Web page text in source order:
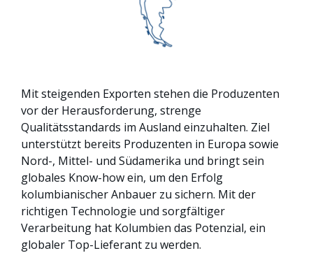
Mit steigenden Exporten stehen die Produzenten
vor der Herausforderung, strenge
Qualitätsstandards im Ausland einzuhalten. Ziel
unterstützt bereits Produzenten in Europa sowie
Nord-, Mittel- und Südamerika und bringt sein
globales Know-how ein, um den Erfolg
kolumbianischer Anbauer zu sichern. Mit der
richtigen Technologie und sorgfältiger
Verarbeitung hat Kolumbien das Potenzial, ein
globaler Top-Lieferant zu werden.